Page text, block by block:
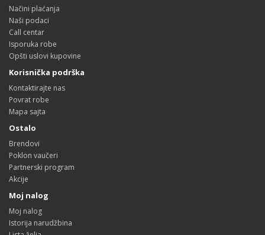
Načini plaćanja
Naši podaci
Call centar
Isporuka robe
Opšti uslovi kupovine
Korisnička podrška
Kontaktirajte nas
Povrat robe
Mapa sajta
Ostalo
Brendovi
Poklon vaučeri
Partnerski program
Akcije
Moj nalog
Moj nalog
Istorija narudžbina